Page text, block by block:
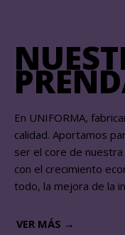
En UNIFORMA,
calidad. Aportamos
ser el core de
con el crecimiento
todo, la mejora de la
VER MÁS →